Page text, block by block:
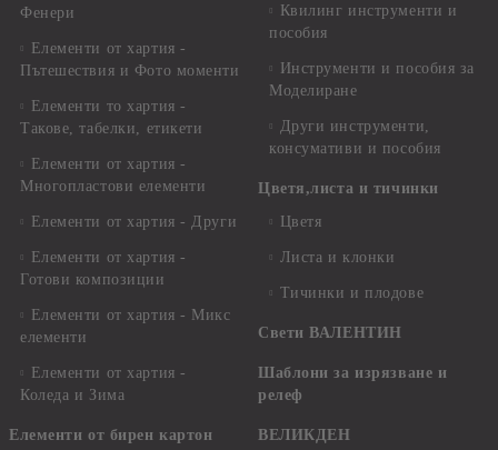
Фенери
Елементи от хартия -
Пътешествия и Фото моменти
Елементи то хартия -
Такове, табелки, етикети
Елементи от хартия -
Многопластови елементи
Елементи от хартия - Други
Елементи от хартия -
Готови композиции
Елементи от хартия - Микс
елементи
Елементи от хартия -
Коледа и Зима
Елементи от бирен картон
Квилинг инструменти и
пособия
Инструменти и пособия за
Моделиране
Други инструменти,
консумативи и пособия
Цветя,листа и тичинки
Цветя
Листа и клонки
Тичинки и плодове
Свети ВАЛЕНТИН
Шаблони за изрязване и
релеф
ВЕЛИКДЕН